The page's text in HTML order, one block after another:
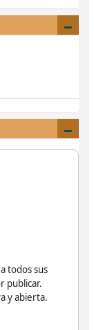
todos sus
publicar.
y abierta.